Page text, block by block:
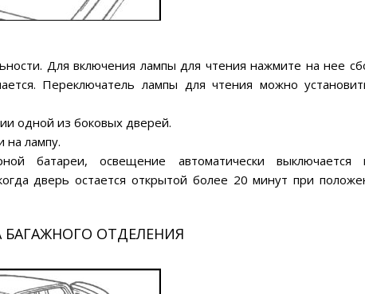
Для включения лампы для чтения нажмите на нее
Переключатель лампы для чтения можно
одной из боковых дверей.
на лампу.
батареи, освещение автоматически выключается
дверь остается открытой более 20 минут при
БАГАЖНОГО ОТДЕЛЕНИЯ